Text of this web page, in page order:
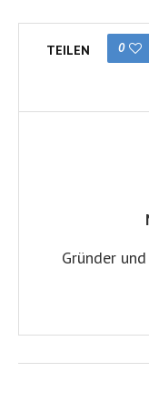
TEILEN 0
Gründer